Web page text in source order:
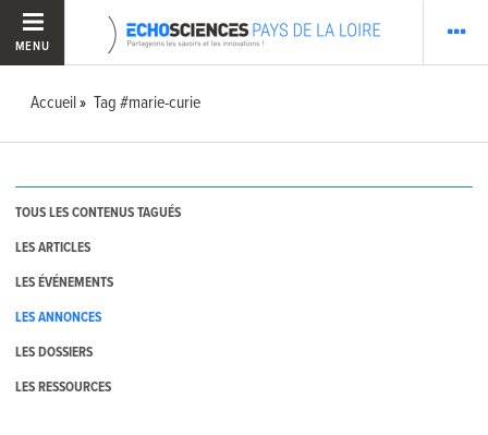
MENU
Accueil Tag #marie-curie
TOUS LES CONTENUS TAGUÉS
LES ARTICLES
LES ÉVÉNEMENTS
LES ANNONCES
LES DOSSIERS
LES RESSOURCES